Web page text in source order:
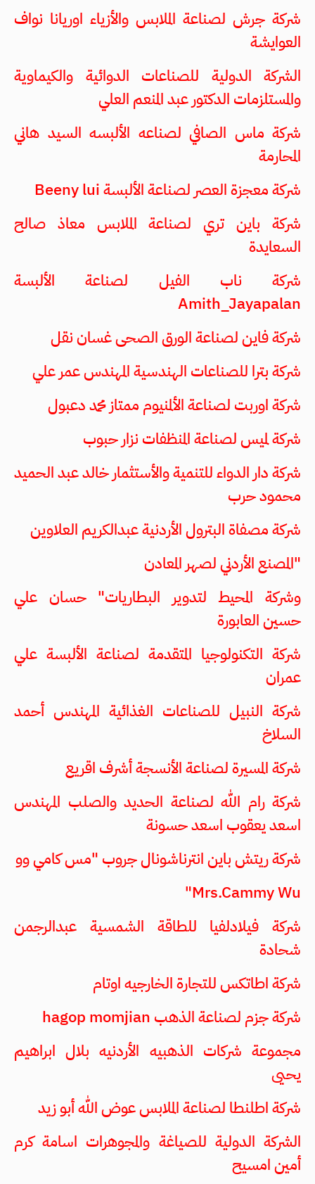
شركة جرش لصناعة الملابس والأزياء اوريانا نواف
العوايشة
الشركة الدولية للصناعات الدوائية والكيماوية
والمستلزمات الدكتور عبد المنعم العلي
شركة ماس الصافي لصناعه الألبسه السيد هاني
المحارمة
شركة معجزة العصر لصناعة الألبسة Beeny lui
شركة باين تري لصناعة الملابس معاذ صالح
السعايدة
شركة ناب الفيل لصناعة الألبسة
Amith_Jayapalan
شركة فاين لصناعة الورق الصحى غسان نقل
شركة بترا للصناعات الهندسية المهندس عمر علي
شركة اوربت لصناعة الألمنيوم ممتاز محمد دعبول
شركة لميس لصناعة المنظفات نزار حبوب
شركة دار الدواء للتنمية والأستثمار خالد عبد الحميد
محمود حرب
شركة مصفاة البترول الأردنية عبدالكريم العلاوين
"المصنع الأردني لصهر المعادن
وشركة المحيط لتدوير البطاريات" حسان علي
حسين العابورة
شركة التكنولوجيا المتقدمة لصناعة الألبسة علي
عمران
شركة النبيل للصناعات الغذائية المهندس أحمد
السلاخ
شركة المسيرة لصناعة الأنسجة أشرف اقريع
شركة رام الله لصناعة الحديد والصلب المهندس
اسعد يعقوب اسعد حسونة
شركة ريتش باين انترناشونال جروب "مس كامي وو
Mrs.Cammy Wu"
شركة فيلادلفيا للطاقة الشمسية عبدالرجمن
شحادة
شركة اطاتكس للتجارة الخارجيه اوتام
شركة جزم لصناعة الذهب hagop momjian
مجموعة شركات الذهبيه الأردنيه بلال ابراهيم
يحيى
شركة اطلنطا لصناعة الملابس عوض الله أبو زيد
الشركة الدولية للصياغة والمجوهرات اسامة كرم
أمين امسيح